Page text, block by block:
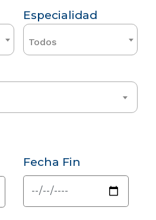
Especialidad
Todos
Fecha Fin